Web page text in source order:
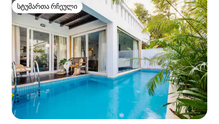
სტუმართა რჩეული
სტუმართა რჩეული